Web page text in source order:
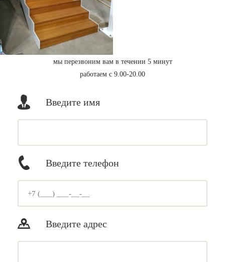
мы перезвоним вам в течении 5 минут
работаем с 9.00-20.00
Введите имя
Введите телефон
Введите адрес